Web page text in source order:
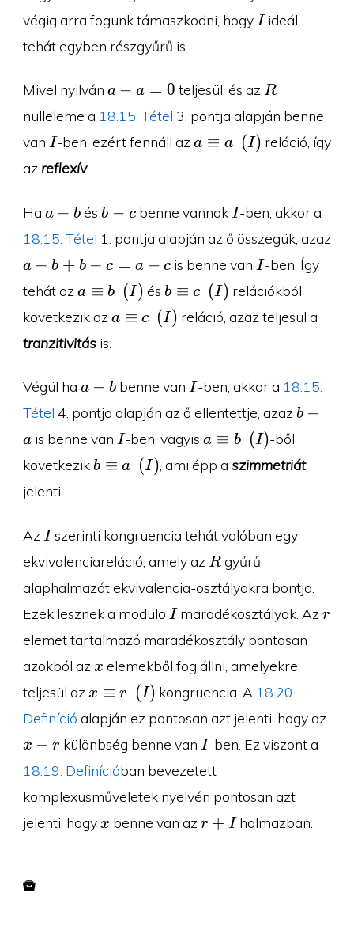
végig arra fogunk támaszkodni, hogy I
Iideál,
tehát egyben részgyűrű is.
Mivel nyilván a-
a=0
a − a = 0 teljesül, és az R
R
nulleleme a 18.15. Tétel 3. pontja alapján benne
van I
I-ben, ezért fennáll aza\equiv
a ≡ a (I) reláció, így
az reflexív.
Ha a-
a − b ésb-
b − cbenne vannak I
I-ben, akkor a
18.15. Tétel 1. pontja alapján az ő összegük, azaz
a-
b+b-
c=a-
c
a − b + b − c = a − c is benne van I
I-ben. Így
tehát az a\equiv
b\pod I
a ≡ b (I) és b\equiv
c\pod I
b ≡ c (I) relációkból
következik az a\equiv
c\pod I
a ≡ c (I) reláció, azaz teljesül a
tranzitivitásis.
Végül ha a-
a − b benne van I
I-ben, akkor a 18.15.
Tétel 4. pontja alapján az ő ellentettje, azaz b-
b −
ais benne van I
I-ben, vagyisa\equiv
b\pod I
a ≡ b (I)-ből
következikb\equiv
a\pod I
b ≡ a (I) , ami épp a szimmetriát
jelenti.
Az I
Iszerinti kongruencia tehát valóban egy
ekvivalenciareláció, amely az R
Rgyűrű
alaphalmazát ekvivalencia-osztályokra bontja.
Ezek lesznek a modulo I
Imaradékosztályok. Azr
r
elemet tartalmazó maradékosztály pontosan
azokból az x
x elemekből fog állni, amelyekre
teljesül az x\equiv
r\pod I
x ≡ r (I) kongruencia. A 18.20.
Definíció alapján ez pontosan azt jelenti, hogy az
x − r különbség benne van I
I-ben. Ez viszont a
18.19. Definícióban bevezetett
komplexusműveletek nyelvén pontosan azt
jelenti, hogy x
x benne van az r+I
r + Ihalmazban.